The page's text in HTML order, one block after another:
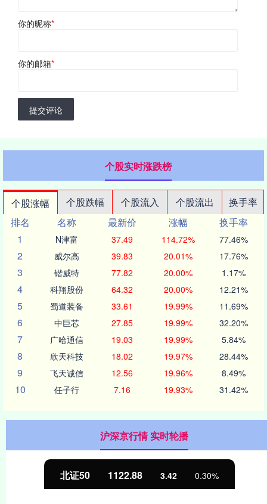
你的昵称*
你的邮箱*
提交评论
个股实时涨跌榜
个股涨幅 个股跌幅 个股流入 个股流出
换手率
排名
名称 最新价 涨幅
换手率
1
N津富 37.49 114.72% 77.46%
2 威尔高 39.83 20.01% 17.76%
3 锴威特 77.82 20.00% 1.17%
4 科翔股份 64.32 20.00% 12.21%
5 蜀道装备 33.61 19.99% 11.69%
6 中巨芯 27.85 19.99% 32.20%
7 广哈通信 19.03 19.99% 5.84%
8 欣天科技 18.02 19.97% 28.44%
9 飞天诚信 12.56 19.96% 8.49%
10 任子行 7.16 19.93% 31.42%
沪深京行情 实时轮播
北证50 1122.88 3.42 0.30%